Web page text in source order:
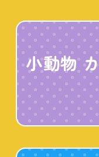
小動物